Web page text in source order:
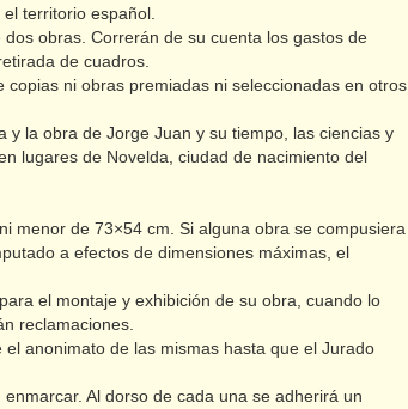
territorio español.
obras. Correrán de su cuenta los gastos de
de cuadros.
ni obras premiadas ni seleccionadas en otros
la obra de Jorge Juan y su tiempo, las ciencias y
lugares de Novelda, ciudad de nacimiento del
menor de 73×54 cm. Si alguna obra se compusiera
a efectos de dimensiones máximas, el
el montaje y exhibición de su obra, cuando lo
reclamaciones.
anonimato de las mismas hasta que el Jurado
Al dorso de cada una se adherirá un